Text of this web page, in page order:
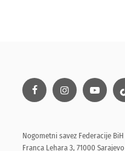
Nogometni savez Federacije BiH
Franca Lehara 3, 71000 Sarajevo